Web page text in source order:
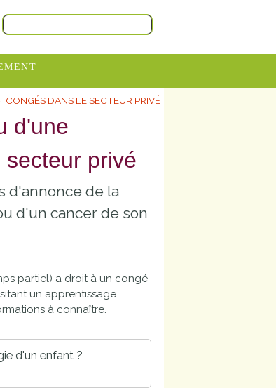
CONGÉS DANS LE SECTEUR PRIVÉ
d'une
privé
d'annonce de la
d'un cancer de son
partiel) a droit à un congé
un apprentissage
à connaître.
d'un enfant ?